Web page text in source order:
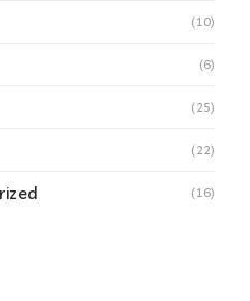
(10)
(6)
(25)
(22)
(16)